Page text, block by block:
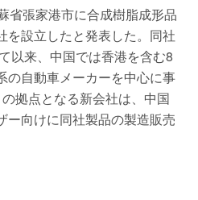
省張家港市に合成樹脂成形品
を設立したと発表した。同社
以来、中国では香港を含む8
の自動車メーカーを中心に事
拠点となる新会社は、中国
ー向けに同社製品の製造販売